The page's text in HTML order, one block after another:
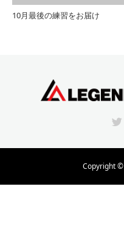
10月最後の練習をお届け
Copyright ©